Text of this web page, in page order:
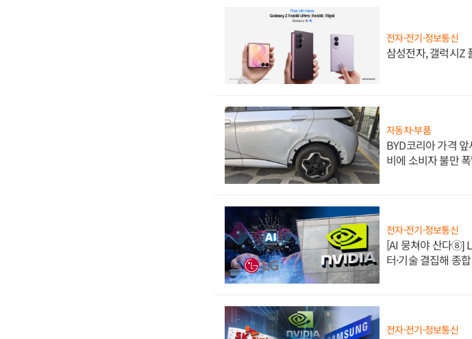
전자·전기·정보통신
삼성전자, 갤럭시Z
자동차·부품
BYD코리아 가격
비에 소비자 불만
전자·전기·정보통신
[AI 뭉쳐야 산다⑧]
터·기술 결집해 종
전자·전기·정보통신